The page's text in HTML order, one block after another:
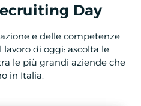
Day
e delle competenze
di oggi: ascolta le
le più grandi aziende che
in Italia.